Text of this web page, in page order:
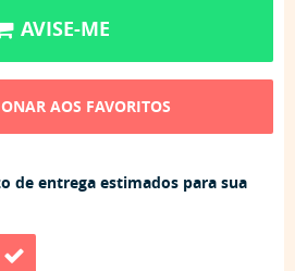
AVISE-ME
AOS FAVORITOS
de entrega estimados para sua